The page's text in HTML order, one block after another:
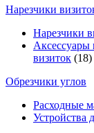
Нарезчики
Нарезчики
Аксессуары
визиток (18)
Обрезчики углов
Расходные
Устройства